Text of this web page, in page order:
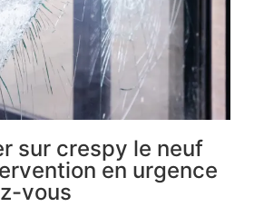
sur crespy le neuf
en urgence
vous